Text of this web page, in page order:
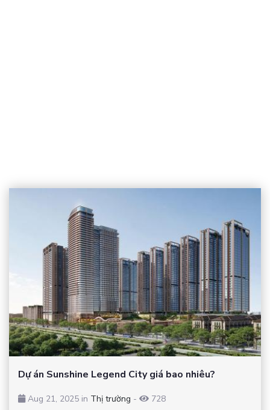
Dự án Sunshine Legend City giá bao nhiêu?
Aug 21, 2025 in Thị trường -
728